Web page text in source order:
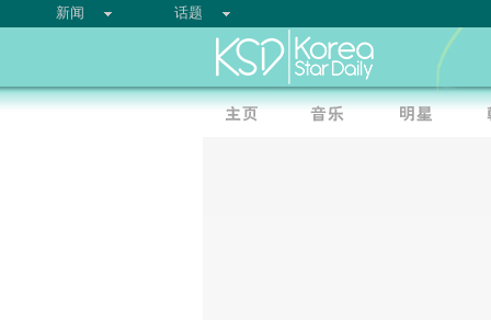
新闻 话题